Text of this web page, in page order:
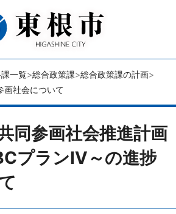
一覧 総合政策課 総合政策課の計画
画社会について
同参画社会推進計画
プランⅣ～の進捗